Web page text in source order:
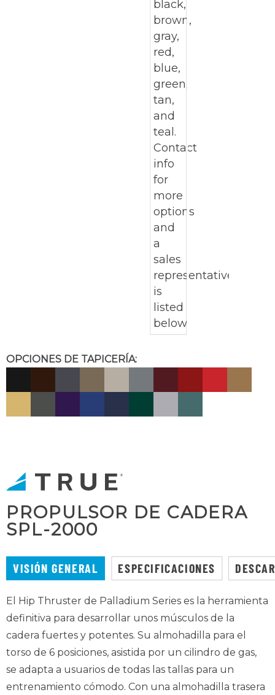
OPCIONES DE TAPICERÍA:
PROPULSOR DE CADERA
SPL-2000
VISIÓN GENERAL ESPECIFICACIONES
El Hip Thruster de Palladium Series es la herramienta
definitiva para desarrollar unos músculos de la
cadera fuertes y potentes. Su almohadilla para el
torso de 6 posiciones, asistida por un cilindro de gas,
se adapta a usuarios de todas las tallas para un
entrenamiento cómodo. Con una almohadilla trasera